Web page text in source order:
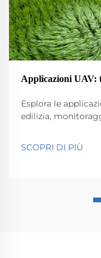
Applicazioni UAV:
Esplora le
edilizia,
e innovazione.
SCOPRI DI PIÙ